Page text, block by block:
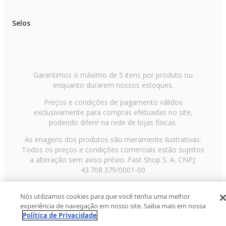
Rotação de 90º das conchas: Sim
Regulagem de altura: Sim
Over-ear [Envolvendo a orelha]: Sim
On-ear [Sobre a orelha]: Não
Entrada Auxiliar: Não
Entrada cabo de áudio 3,5 mm: Sim (P2)
Perfis Bluetooth: A2DP 1.2 / AVRCP 1.5 / HFP 1.6
Selos
Garantimos o máximo de 5 itens por produto ou
enquanto durarem nossos estoques.
Preços e condições de pagamento válidos
exclusivamente para compras efetuadas no site,
podendo diferir na rede de lojas físicas.
As imagens dos produtos são meramente ilustrativas.
Todos os preços e condições comerciais estão sujeitos
a alteração sem aviso prévio. Fast Shop S. A. CNPJ:
43.708.379/0001-00
Paulo/SP, CEP 02029-001, Telefone: 11 3003-3728 ©
2013 Fast Shop - Todos os direitos reservadosRF
Nós utilizamos cookies para que você tenha uma melhor
experiência de navegação em nosso site. Saiba mais em nossa
Política de Privacidade